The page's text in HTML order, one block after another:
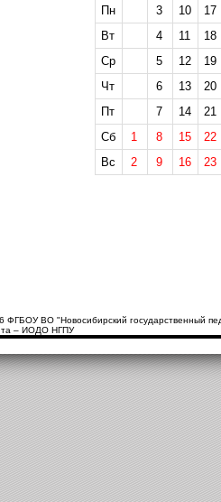
Пн
3 10
17
Вт
4 11
18
Ср
5 12
19
Чт
6 13
20
Пт
7 14
21
Сб
1 8 15
22
Вс
2 9 16 23
ФГБОУ ВО "Новосибирский государственный
– ИОДО НГПУ